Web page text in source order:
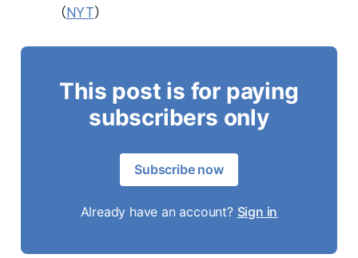
（NYT）
This post is for paying
subscribers only
Subscribe now
Already have an account? Sign in